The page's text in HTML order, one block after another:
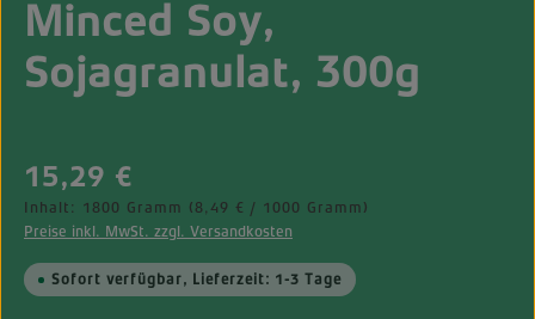
Minced Soy,
Sojagranulat, 300g
Regulärer Preis:
15,29 €
Inhalt: 1800 Gramm (8,49 € / 1000 Gramm)
Preise inkl. MwSt. zzgl. Versandkosten
Sofort verfügbar, Lieferzeit: 1-3 Tage